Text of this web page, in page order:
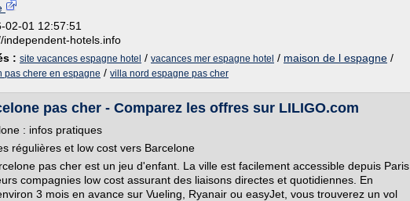
02-01 12:57:51
independent-hotels.info
: site vacances espagne hotel / vacances mer espagne hotel / maison de l espagne /
pas chere en espagne / villa nord espagne pas cher
pas cher - Comparez les offres sur LILIGO.com
: infos pratiques
régulières et low cost vers Barcelone
pas cher est un jeu d'enfant. La ville est facilement accessible depuis Paris,
compagnies low cost assurant des liaisons directes et quotidiennes. En
3 mois en avance sur Vueling, Ryanair ou easyJet, vous trouverez un vol